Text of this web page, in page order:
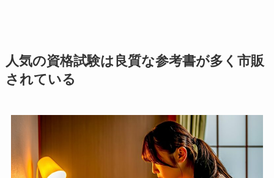
人気の資格試験は良質な参考書が多く市販
されている